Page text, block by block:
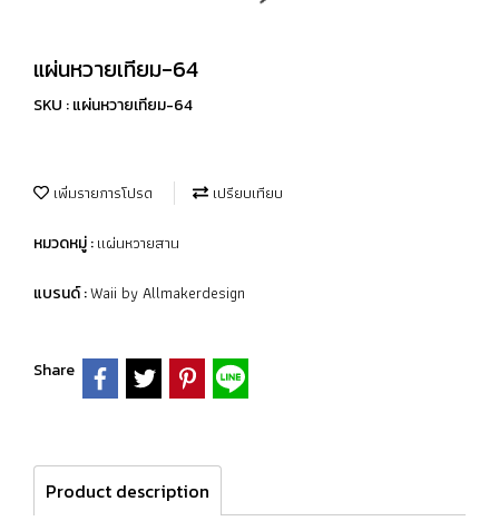
แผ่นหวายเทียม-64
SKU : แผ่นหวายเทียม-64
เพิ่มรายการโปรด เปรียบเทียบ
หมวดหมู่ :แผ่นหวายสาน
แบรนด์ :Waii by Allmakerdesign
Share
Product description